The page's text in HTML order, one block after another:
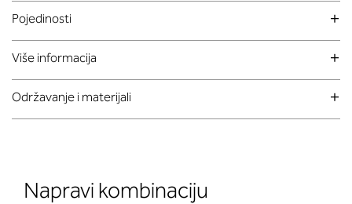
Pojedinosti
Više informacija
Održavanje i materijali
Napravi kombinaciju